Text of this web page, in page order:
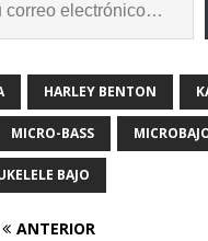
HARLEY BENTON
MICRO-BASS
BAJO
ANTERIOR